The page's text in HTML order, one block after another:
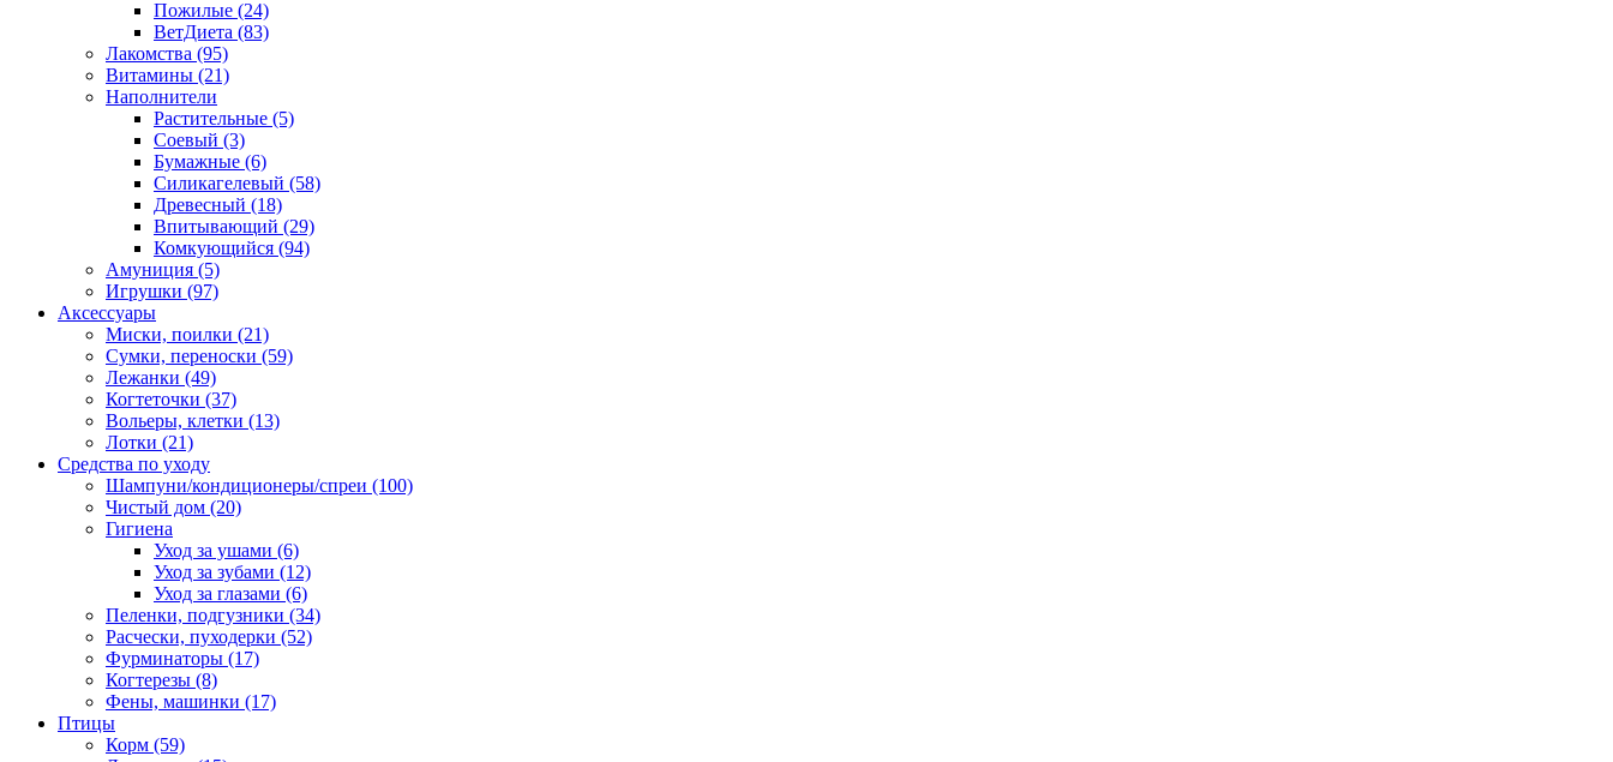
Пожилые (24)
ВетДиета (83)
Лакомства (95)
Витамины (21)
Наполнители
Растительные (5)
Соевый (3)
Бумажные (6)
Силикагелевый (58)
Древесный (18)
Впитывающий (29)
Комкующийся (94)
Амуниция (5)
Игрушки (97)
Аксессуары
Миски, поилки (21)
Сумки, переноски (59)
Лежанки (49)
Когтеточки (37)
Вольеры, клетки (13)
Лотки (21)
Средства по уходу
Шампуни/кондиционеры/спреи (100)
Чистый дом (20)
Гигиена
Уход за ушами (6)
Уход за зубами (12)
Уход за глазами (6)
Пеленки, подгузники (34)
Расчески, пуходерки (52)
Фурминаторы (17)
Когтерезы (8)
Фены, машинки (17)
Птицы
Корм (59)